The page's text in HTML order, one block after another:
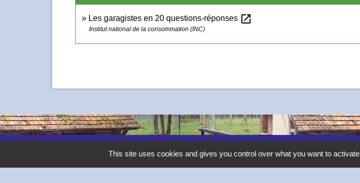
Les garagistes en 20 questions-réponses open_in_new
Institut national de la consommation (INC)
ContactsThis site uses cookies and gives you control over what you want to activate